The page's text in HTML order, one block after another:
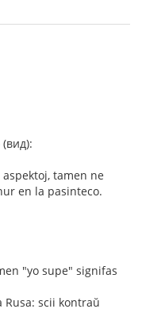
tamen ne
en la pasinteco.
"yo supe" signifas
Rusa: scii kontraŭ